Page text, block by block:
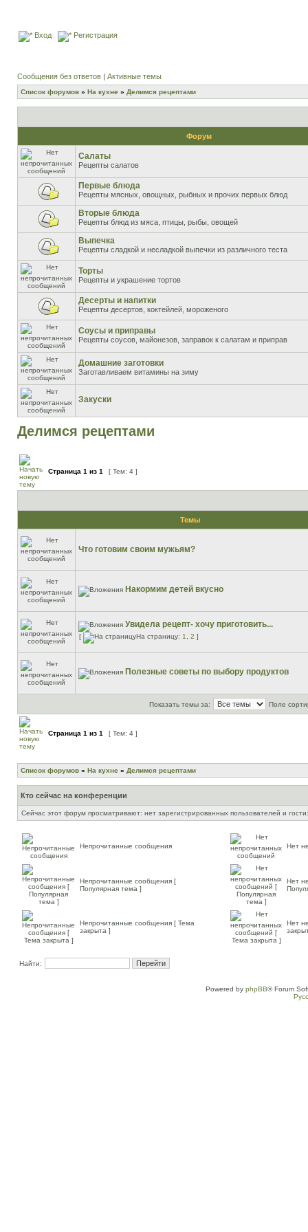
Вход Регистрация
Сообщения без ответов | Активные темы
Список форумов » На кухне » Делимся рецептами
Форум
Салаты
Рецепты салатов
Первые блюда
Рецепты мясных, овощных, рыбных и прочих первых блюд
Вторые блюда
Рецепты блюд из мяса, птицы, рыбы, овощей
Выпечка
Рецепты сладкой и несладкой выпечки из различного теста
Торты
Рецепты и украшение тортов
Десерты и напитки
Рецепты десертов, коктейлей, мороженого
Соусы и приправы
Рецепты соусов, майонезов, заправок к салатам и приправ
Домашние заготовки
Заготавливаем витамины на зиму
Закуски
Делимся рецептами
Страница 1 из 1 [ Тем: 4 ]
Темы
Что готовим своим мужьям?
Накормим детей вкусно
Увидела рецепт- хочу приготовить...
[ На страницу: 1 2 ]
Полезные советы по выбору продуктов
Показать темы за: Поле
Страница 1 из 1 [ Тем: 4 ]
Список форумов » На кухне » Делимся рецептами
Кто сейчас на конференции
Сейчас этот форум просматривают: нет зарегистрированных пользователей и
Непрочитанные сообщения Нет
Непрочитанные сообщения [
Популярная тема ]
Нет
Непрочитанные сообщения [ Тема
закрыта ]
Нет
Найти:
Powered by phpBB® Forum